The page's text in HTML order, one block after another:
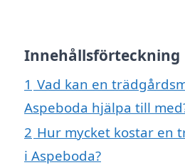
Innehållsförteckning
1 Vad kan en
Aspeboda hjälpa till
2 Hur mycket kostar en
i Aspeboda?